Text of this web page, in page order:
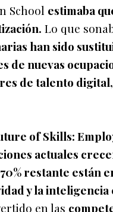
School estimaba
Lo que
han sido
de nuevas
de talento
of Skills:
actuales
70% restante
y la
en las